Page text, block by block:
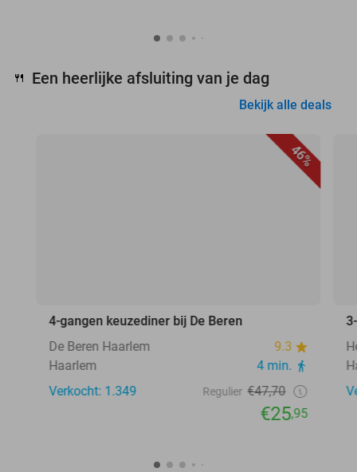
🍴 Een heerlijke afsluiting van je dag
Bekijk alle deals
46%
4-gangen keuzediner bij De Beren
De Beren Haarlem
9.3
Haarlem
4 min.
Verkocht: 1.349
Regulier €47,70
€25,95